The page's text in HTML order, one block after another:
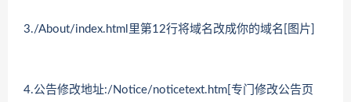
3./About/index.html里第12行将域名改成你的域名[图片]
4.公告修改地址:/Notice/noticetext.htm[专门修改公告页